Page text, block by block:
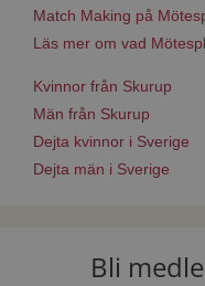
Match Making på
Läs mer om vad
Kvinnor från Skurup
Män från Skurup
Dejta kvinnor i Sverige
Dejta män i Sverige
Bli